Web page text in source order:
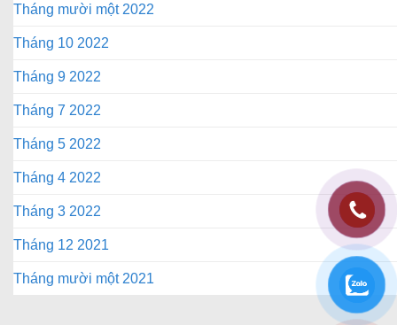
Tháng mười một 2022
Tháng 10 2022
Tháng 9 2022
Tháng 7 2022
Tháng 5 2022
Tháng 4 2022
Tháng 3 2022
Tháng 12 2021
Tháng mười một 2021